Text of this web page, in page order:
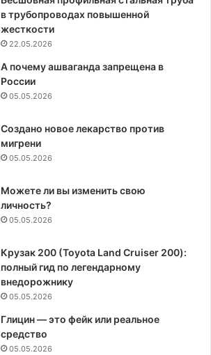
в трубопроводах повышенной
жесткости
22.05.2026
А почему ашваганда запрещена в
России
05.05.2026
Создано новое лекарство против
мигрени
05.05.2026
Можете ли вы изменить свою
личность?
05.05.2026
Крузак 200 (Toyota Land Cruiser 200):
полный гид по легендарному
внедорожнику
05.05.2026
Глицин — это фейк или реальное
средство
05.05.2026